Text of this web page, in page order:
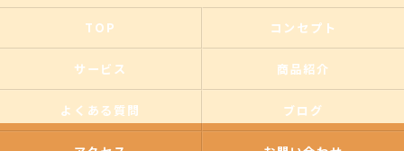
TOP コンセプト
サービス 商品紹介
よくある質問 ブログ